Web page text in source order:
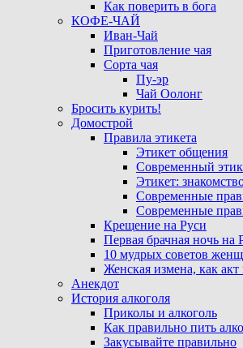
Как поверить в бога
КОФЕ-ЧАЙ
Иван-Чай
Приготовление чая
Сорта чая
Пу-эр
Чай Оолонг
Бросить курить!
Домострой
Правила этикета
Этикет общения
Современный
Этикет:
Современные
Современные
Крещение на Руси
Первая брачная ночь на
10 мудрых советов
Женская измена, как акт
Анекдот
История алкоголя
Приколы и алкоголь
Как правильно пить
Закусывайте правильно